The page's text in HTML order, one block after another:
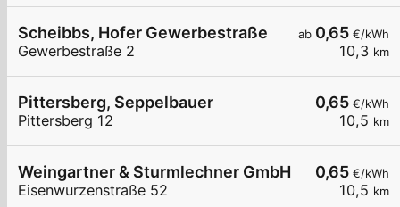
ab 0,65 €/kWh
10,3 km
Scheibbs, Hofer Gewerbestraße
Gewerbestraße 2
0,65 €/kWh
10,5 km
Pittersberg, Seppelbauer
Pittersberg 12
0,65 €/kWh
10,5 km
Weingartner & Sturmlechner GmbH
Eisenwurzenstraße 52